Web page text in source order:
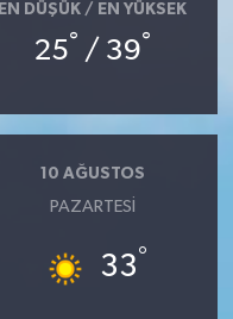
EN DÜŞÜK / EN YÜKSEK
25° / 39°
10 AĞUSTOS
PAZARTESI
33°